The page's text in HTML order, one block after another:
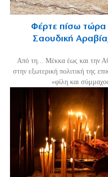
Φέρτε πίσω
Σαουδική
Από τη... Μέκκα έως και την
στην εξωτερική πολιτική της
«φίλη και